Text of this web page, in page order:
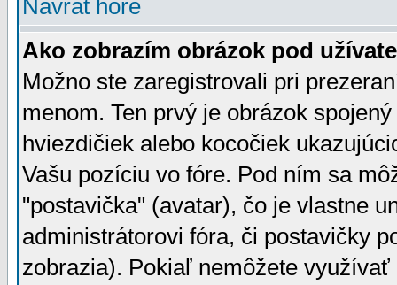
Návrat hore
Ako zobrazím obrázok pod
Možno ste zaregistrovali pri
menom. Ten prvý je obrázok
hviezdičiek alebo kocočiek
Vašu pozíciu vo fóre. Pod ním sa
"postavička" (avatar), čo je vlastne
administrátorovi fóra, či postavičky
zobrazia). Pokiaľ nemôžete